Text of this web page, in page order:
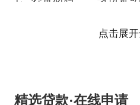
身份证或者军官证复印
点击展
精选贷款·在线申请